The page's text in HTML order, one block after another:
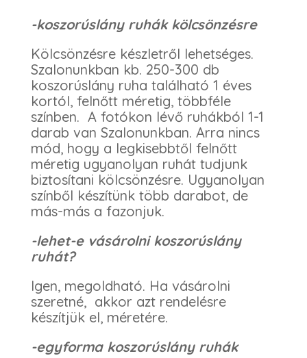
-koszorúslány ruhák kölcsönzésre
Kölcsönzésre készletről lehetséges.
Szalonunkban kb. 250-300 db
koszorúslány ruha található 1 éves
kortól, felnőtt méretig, többféle
színben. A fotókon lévő ruhákból 1-1
darab van Szalonunkban. Arra nincs
mód, hogy a legkisebbtől felnőtt
méretig ugyanolyan ruhát tudjunk
biztosítani kölcsönzésre. Ugyanolyan
színből készítünk több darabot, de
más-más a fazonjuk.
-lehet-e vásárolni koszorúslány
ruhát?
Igen, megoldható. Ha vásárolni
szeretné, akkor azt rendelésre
készítjük el, méretére.
-egyforma koszorúslány ruhák